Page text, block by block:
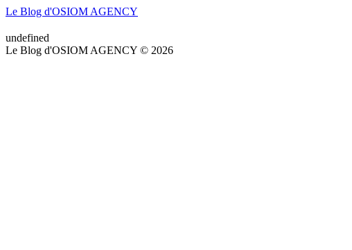
Le Blog d'OSIOM AGENCY
undefined
Le Blog d'OSIOM AGENCY © 2026